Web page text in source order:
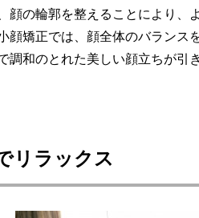
顔の輪郭を整えることにより、
顔矯正では、顔全体のバランス
調和のとれた美しい顔立ちが引
リラックス